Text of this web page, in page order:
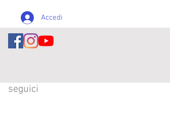
Accedi
seguici